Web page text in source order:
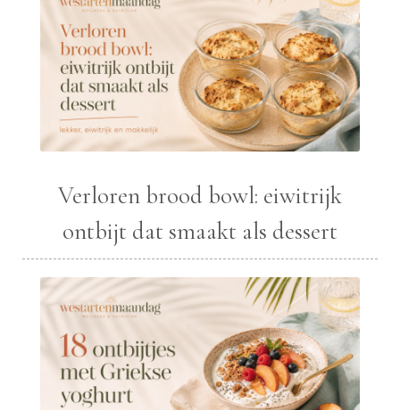
Verloren brood bowl: eiwitrijk
ontbijt dat smaakt als dessert